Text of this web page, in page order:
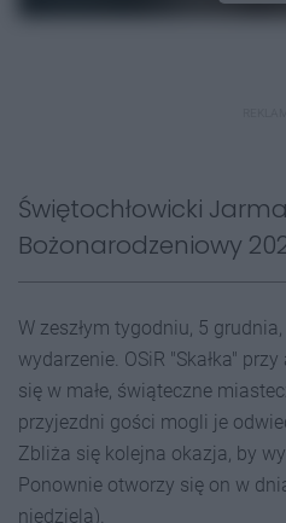
Świętochłowicki
Bożonarodzeniowy
W zeszłym tygodniu, 5
wydarzenie. OSiR "Skałka"
się w małe, świąteczne
przyjezdni gości mogli je
Zbliża się kolejna okazja, by
Ponownie otworzy się on w
niedziela).